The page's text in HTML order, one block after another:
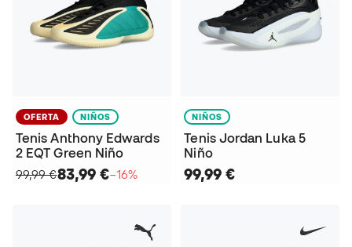
OFERTA NIÑOS
Tenis Anthony Edwards
2 EQT Green Niño
99,99 €83,99 €−16%
NIÑOS
Tenis Jordan Luka 5
Niño
99,99 €